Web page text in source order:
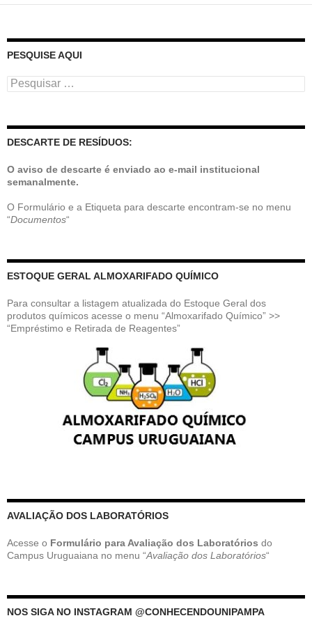
PESQUISE AQUI
Pesquisar
por:
DESCARTE DE RESÍDUOS:
O aviso de descarte é enviado ao e-mail institucional
semanalmente.
O Formulário e a Etiqueta para descarte encontram-se no menu
“Documentos“
ESTOQUE GERAL ALMOXARIFADO QUÍMICO
Para consultar a listagem atualizada do Estoque Geral dos
produtos químicos acesse o menu “Almoxarifado Químico” >>
“Empréstimo e Retirada de Reagentes”
AVALIAÇÃO DOS LABORATÓRIOS
Acesse o Formulário para Avaliação dos Laboratórios do
Campus Uruguaiana no menu “Avaliação dos Laboratórios“
NOS SIGA NO INSTAGRAM @CONHECENDOUNIPAMPA